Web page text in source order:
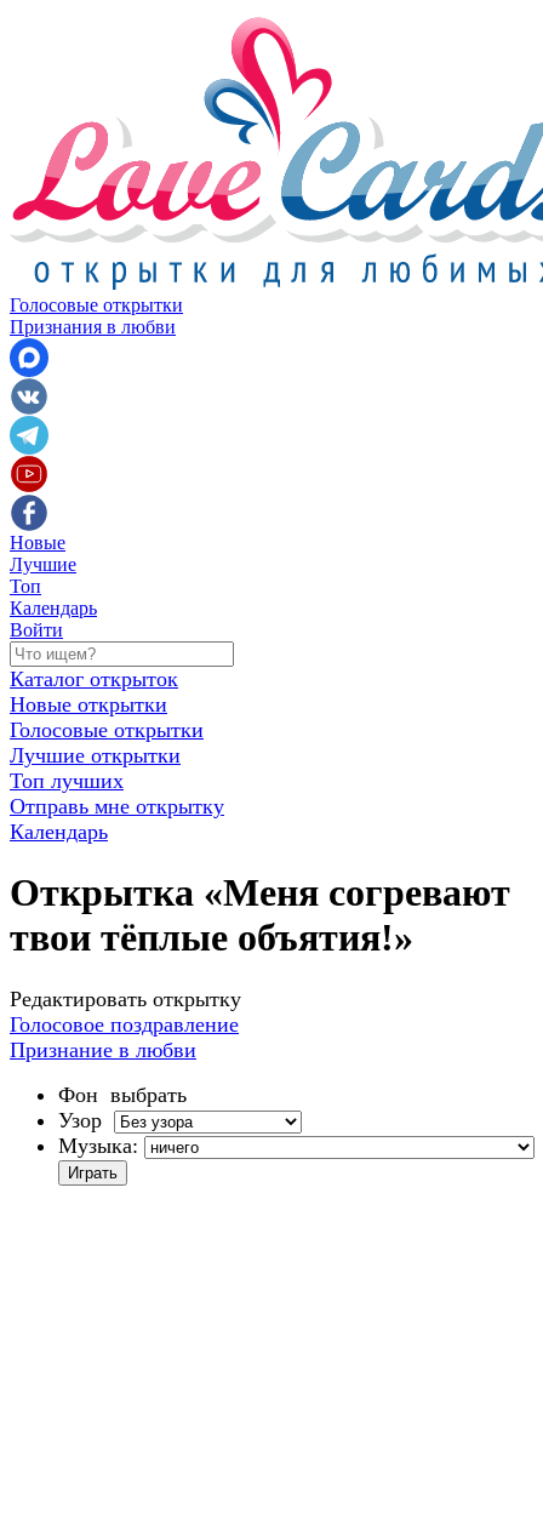
Голосовые открытки
Признания в любви
Новые
Лучшие
Топ
Календарь
Войти
Каталог открыток
Новые открытки
Голосовые открытки
Лучшие открытки
Топ лучших
Отправь мне открытку
Календарь
Открытка «Меня согревают
твои тёплые объятия!»
Редактировать открытку
Голосовое поздравление
Признание в любви
Фон выбрать
Узор
Музыка: